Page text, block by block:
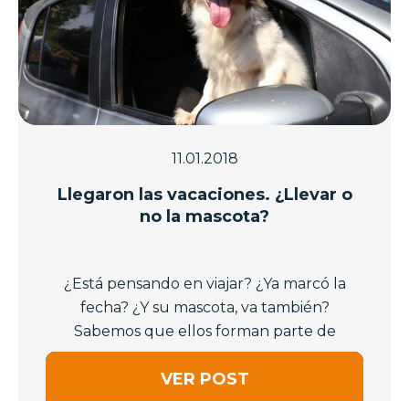
11.01.2018
Llegaron las vacaciones. ¿Llevar o
no la mascota?
¿Está pensando en viajar? ¿Ya marcó la
fecha? ¿Y su mascota, va también?
Sabemos que ellos forman parte de
nuestra...
VER POST